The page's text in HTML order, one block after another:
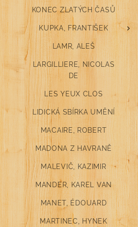
KONEC ZLATÝCH ČASŮ
KUPKA, FRANTIŠEK
LAMR, ALEŠ
LARGILLIERE, NICOLAS
DE
LES YEUX CLOS
LIDICKÁ SBÍRKA UMĚNÍ
MACAIRE, ROBERT
MADONA Z HAVRANĚ
MALEVIČ, KAZIMIR
MANDER, KAREL VAN
MANET, ÉDOUARD
MARTINEC, HYNEK